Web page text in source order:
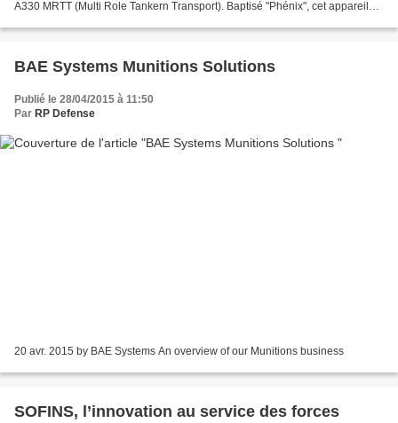
A330 MRTT (Multi Role Tankern Transport). Baptisé "Phénix", cet appareil
BAE Systems Munitions Solutions
Publié le 28/04/2015 à 11:50
Par RP Defense
20 avr. 2015 by BAE Systems An overview of our Munitions business
SOFINS, l’innovation au service des forces